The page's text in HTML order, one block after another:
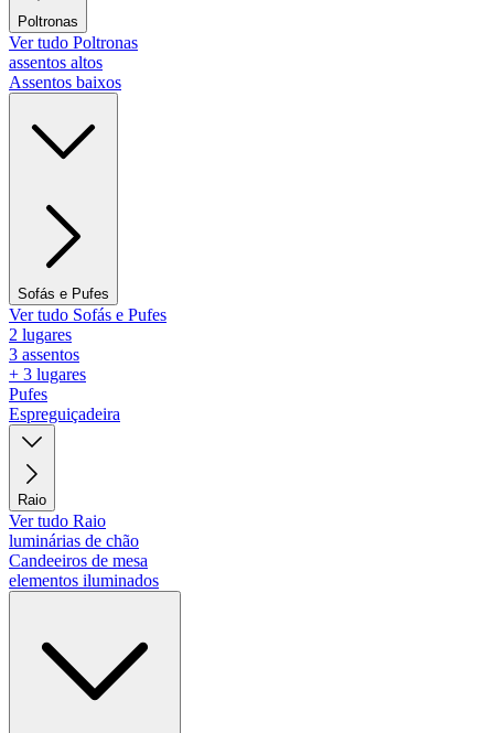
Poltronas
Ver tudo Poltronas
assentos altos
Assentos baixos
Sofás e Pufes
Ver tudo Sofás e Pufes
2 lugares
3 assentos
+ 3 lugares
Pufes
Espreguiçadeira
Raio
Ver tudo Raio
luminárias de chão
Candeeiros de mesa
elementos iluminados